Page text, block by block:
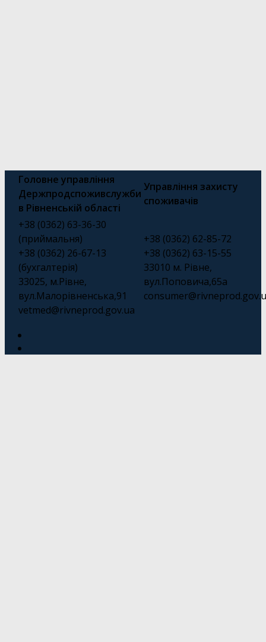
Головне управління
Держпродспоживслужби
в Рівненській області
Управління захисту
споживачів
+38 (0362) 63-36-30
(приймальня)
+38 (0362) 26-67-13
(бухгалтерія)
33025, м.Рівне,
вул.Малорівненська,91
vetmed@rivneprod.gov.ua
+38 (0362) 62-85-72
+38 (0362) 63-15-55
33010 м. Рівне,
вул.Поповича,65а